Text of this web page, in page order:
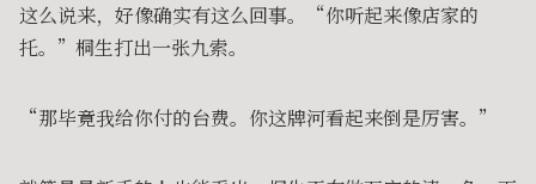
这么说来，好像确实有这么回事。“你听起来像店家的
托。”桐生打出一张九索。
“那毕竟我给你付的台费。你这牌河看起来倒是厉害。”